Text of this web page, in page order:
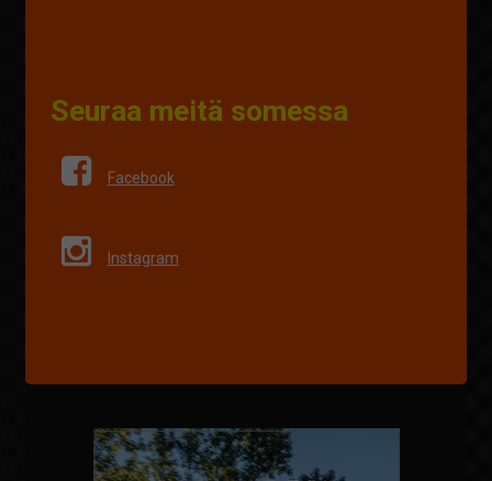
Seuraa meitä somessa
Facebook
Instagram